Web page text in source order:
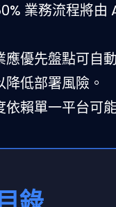
業務流程將
應優先盤點可自
低部署風險。
依賴單一平台可